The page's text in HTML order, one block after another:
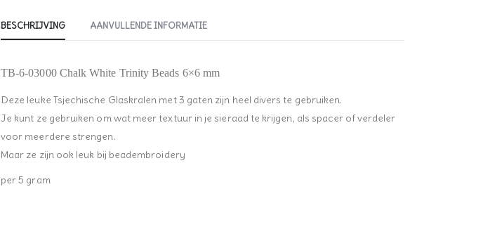
BESCHRIJVING AANVULLENDE INFORMATIE
TB-6-03000 Chalk White Trinity Beads 6×6 mm
Deze leuke Tsjechische Glaskralen met 3 gaten zijn heel divers te gebruiken.
Je kunt ze gebruiken om wat meer textuur in je sieraad te krijgen, als spacer of verdeler
voor meerdere strengen.
Maar ze zijn ook leuk bij beadembroidery
per 5 gram